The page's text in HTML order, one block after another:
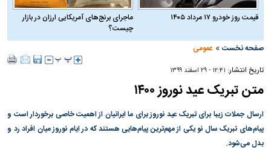
قیمت روز خودرو ۱۷ مرداد ۱۴۰۵
ماجرای برنج‌های آمریکایی ارزان در بازار
چیست؟
صفحه نخست » عمومی
تاریخ انتشار: ۱۲:۴۱ - ۲۹ اسفند ۱۳۹۹
متن تبریک عید نوروز ۱۴۰۰
ارسال جملات زیبا برای تبریک عید نوروز برای ما ایرانیان از اهمیت خاصی برخوردار است و
پیام‌های تبریک سال نو یکی از مهم‌ترین پیام‌هایی هستند که در ایام نوروز میان افراد رد و
بدل می‌شود.